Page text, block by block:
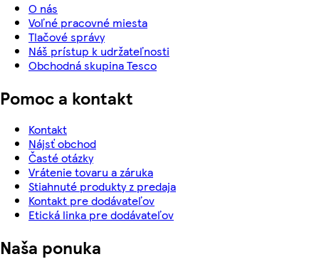
O nás
Voľné pracovné miesta
Tlačové správy
Náš prístup k udržateľnosti
Obchodná skupina Tesco
Pomoc a kontakt
Kontakt
Nájsť obchod
Časté otázky
Vrátenie tovaru a záruka
Stiahnuté produkty z predaja
Kontakt pre dodávateľov
Etická linka pre dodávateľov
Naša ponuka